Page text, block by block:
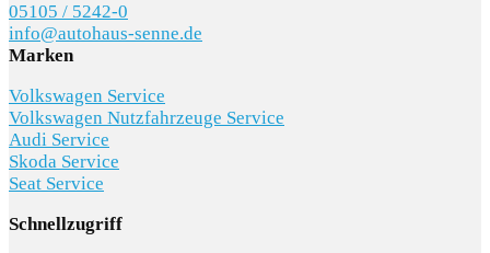
05105 / 5242-0
info@autohaus-senne.de
Marken
Volkswagen Service
Volkswagen Nutzfahrzeuge Service
Audi Service
Skoda Service
Seat Service
Schnellzugriff